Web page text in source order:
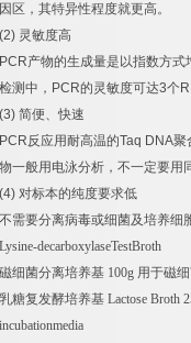
因区，其特异性程度就更高。
(2) 灵敏度高
PCR产物的生成量是以指数方式
检测中， PCR的灵敏度可达3个
(3) 简便、快速
PCR反应用耐高温的Taq DNA聚
物一般用电泳分析，不一定要用
(4) 对标本的纯度要求低
不需要分离病毒或细菌及培养细
Lysine-decarboxylaseTestBroth
磁细菌分离培养基 100g 用于磁
乳糖复发酵培养基 Lactose Broth
incubationmedia